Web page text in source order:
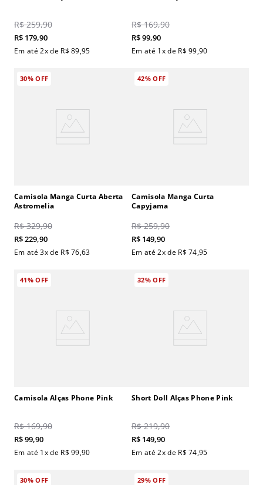
R$ 259,90
R$ 179,90
Em até2x de R$ 89,95
R$ 169,90
R$99,90
Em até 1x de R$ 99,90
30%OFF
Camisola Manga Curta Aberta
Astromelia
R$ 329,90
R$229,90
Em até3x de R$ 76,63
42%OFF
Camisola Manga Curta
Capyjama
R$ 259,90
R$ 149,90
Em até2x de R$ 74,95
41%OFF
Camisola Alças Phone Pink
R$ 169,90
R$99,90
Em até 1x de R$ 99,90
32%OFF
Short Doll Alças Phone Pink
R$ 219,90
R$ 149,90
Em até2x de R$ 74,95
30%OFF 29%OFF